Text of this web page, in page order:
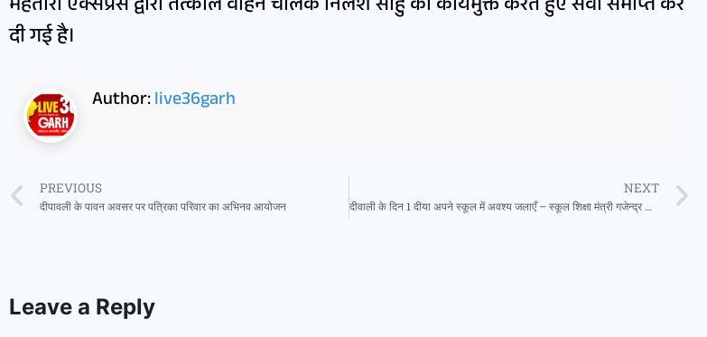
महतारी एक्सप्रेस द्वारा तत्काल वाहन चालक निलेश साहु को कार्यमुक्त करते हुए सेवा समाप्त कर
दी गई है।
Author:live36garh
PREVIOUS
दीपावली के पावन अवसर पर पत्रिका परिवार का अभिनव आयोजन
NEXT
दीवाली के दिन 1 दीया अपने स्कूल में अवश्य जलाएँ – स्कूल शिक्षा मंत्री गजेन्द्र यादव
Leave a Reply